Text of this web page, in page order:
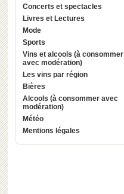
Concerts et spectacles
Livres et Lectures
Mode
Sports
Vins et alcools (à consommer
avec modération)
Les vins par région
Bières
Alcools (à consommer avec
modération)
Météo
Mentions légales